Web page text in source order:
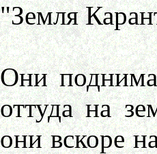
"Земля
Они
оттуда на
они вскоре